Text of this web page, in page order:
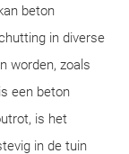
beton
in diverse
worden, zoals
is een beton
is het
in de tuin